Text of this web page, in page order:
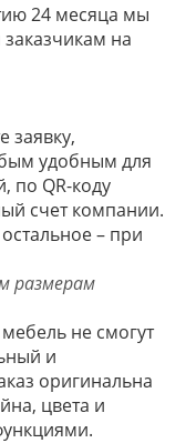
24 месяца мы
на
заявку,
удобным для
по QR-коду
счет компании.
– при
не смогут
и
оригинальна
цвета и